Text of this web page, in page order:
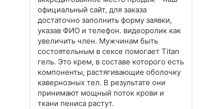
официальный сайт, для заказа
достаточно заполнить форму заявки,
указав ФИО и телефон. видеоролик как
увеличить член. Мужчинам быть
состоятельным в сексе помогает Titan
гель. Это крем, в составе которого есть
компоненты, растягивающие оболочку
кавернозных тел. В результате они
принимают мощный поток крови и
ткани пениса растут.